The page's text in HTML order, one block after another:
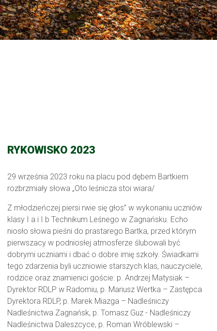
RYKOWISKO 2023
29 września 2023 roku na placu pod dębem Bartkiem
rozbrzmiały słowa „Oto leśnicza stoi wiara/
Z młodzieńczej piersi rwie się głos” w wykonaniu uczniów
klasy I a i I b Technikum Leśnego w Zagnańsku. Echo
niosło słowa pieśni do prastarego Bartka, przed którym
pierwszacy w podniosłej atmosferze ślubowali być
dobrymi uczniami i dbać o dobre imię szkoły. Świadkami
tego zdarzenia byli uczniowie starszych klas, nauczyciele,
rodzice oraz znamienici goście: p. Andrzej Matysiak –
Dyrektor RDLP w Radomiu, p. Mariusz Wertka – Zastępca
Dyrektora RDLP, p. Marek Miazga – Nadleśniczy
Nadleśnictwa Zagnańsk, p. Tomasz Guz - Nadleśniczy
Nadleśnictwa Daleszcyce, p. Roman Wróblewski –